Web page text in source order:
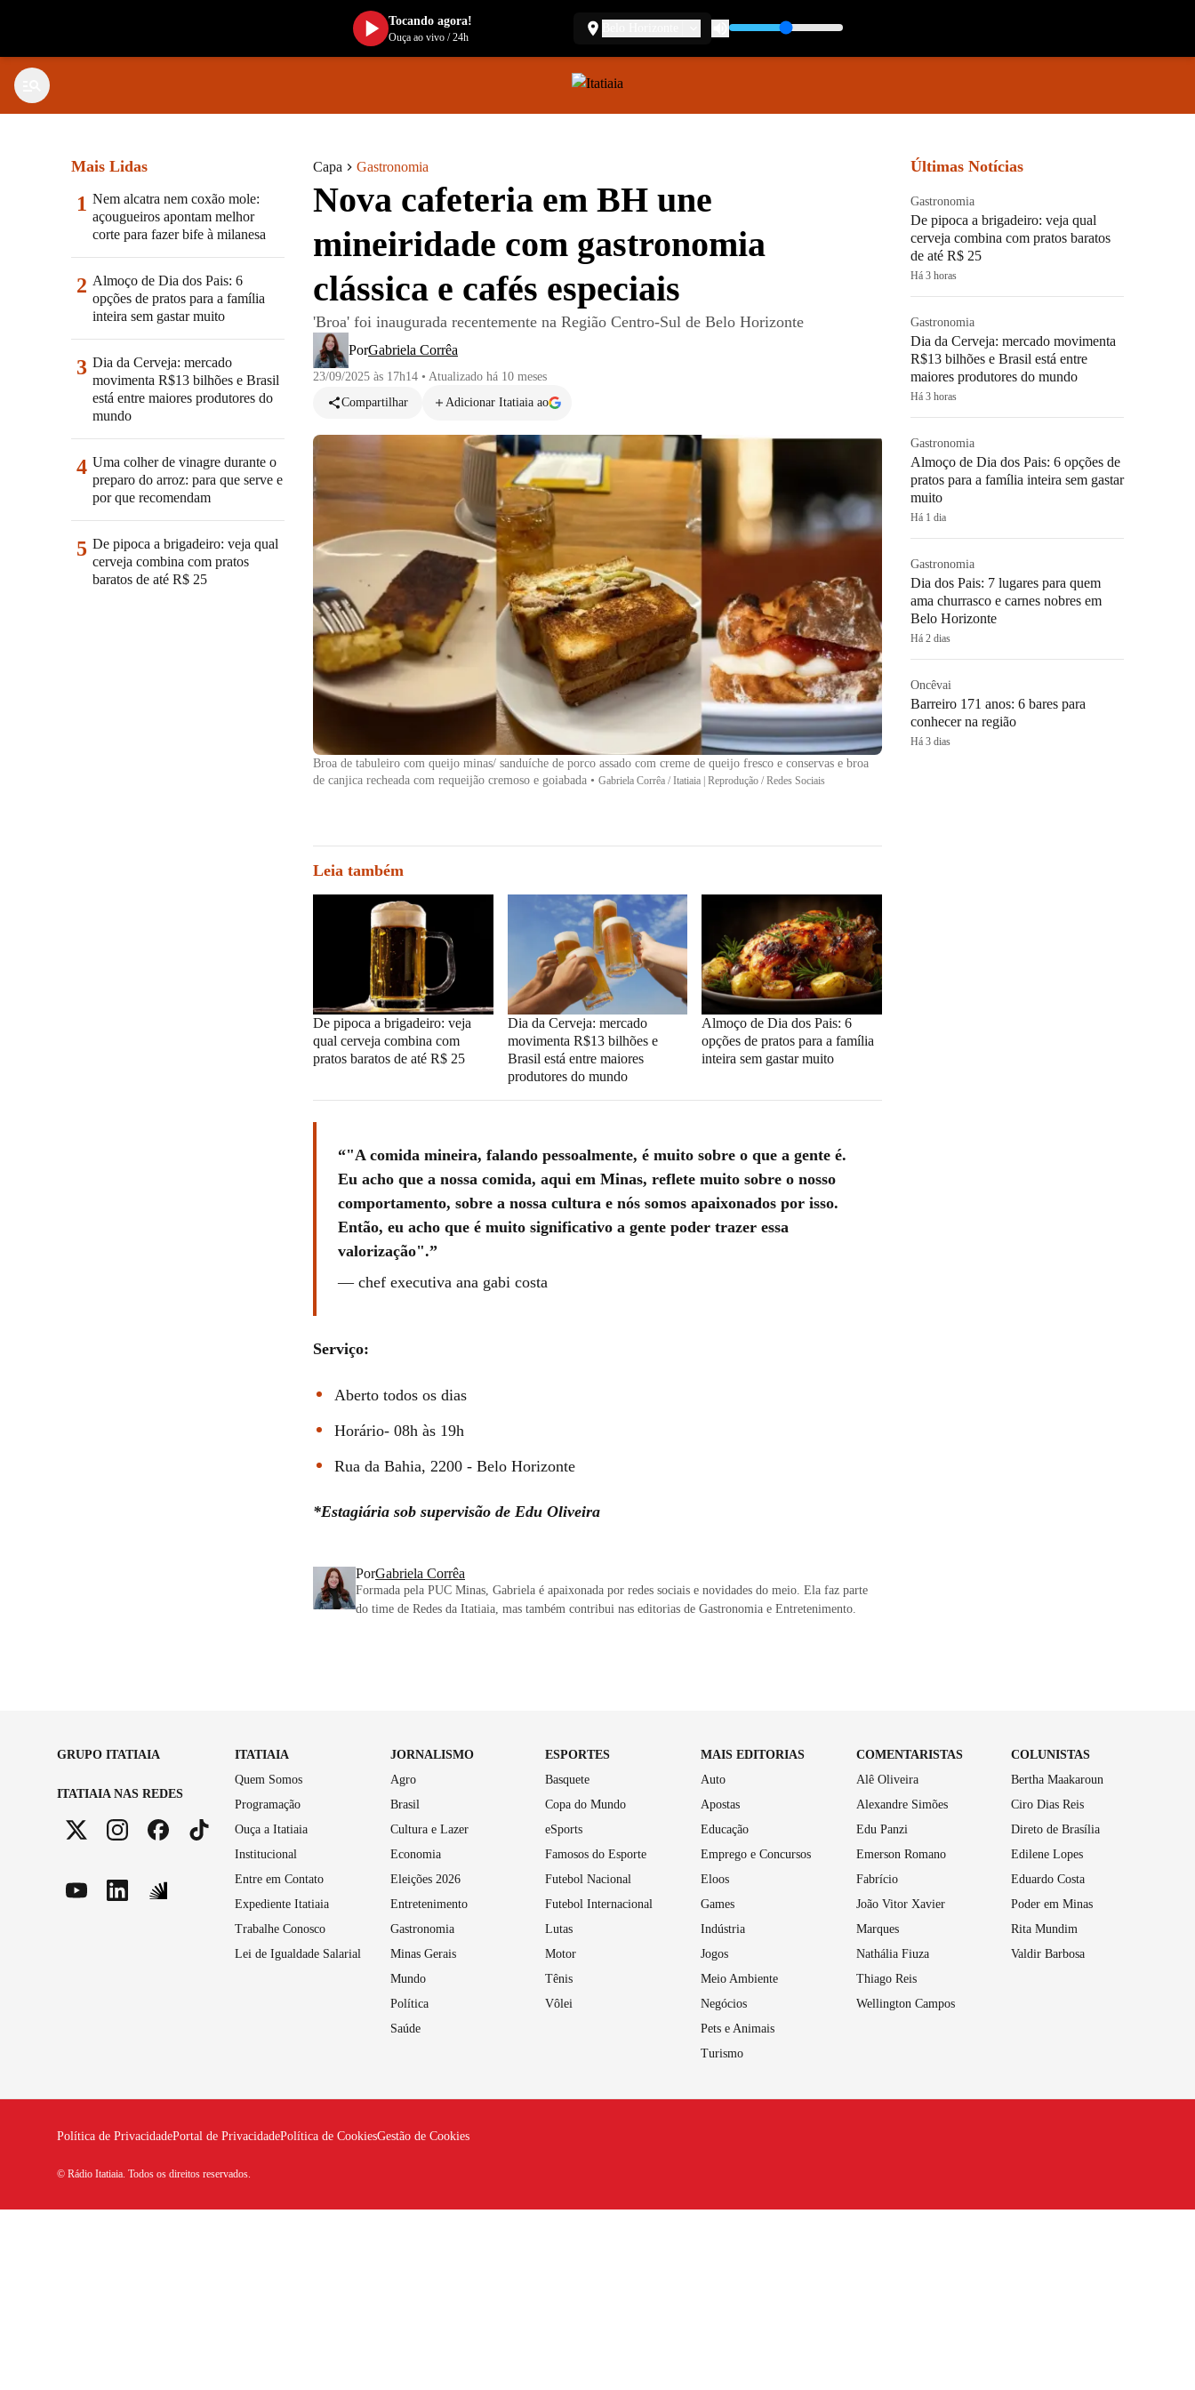
Capa Gastronomia
Nova cafeteria em BH une
mineiridade com gastronomia
clássica e cafés especiais
'Broa' foi inaugurada recentemente na Região Centro-Sul de Belo Horizonte
PorGabriela Corrêa
23/09/2025 às 17h14 • Atualizado há 10 meses
Compartilhar
Adicionar Itatiaia ao
Broa de tabuleiro com queijo minas/ sanduíche de porco assado com creme de queijo fresco e conservas e broa
de canjica recheada com requeijão cremoso e goiabada • Gabriela Corrêa / Itatiaia | Reprodução / Redes Sociais
Leia também
De pipoca a brigadeiro: veja
qual cerveja combina com
pratos baratos de até R$ 25
Dia da Cerveja: mercado
movimenta R$13 bilhões e
Brasil está entre maiores
produtores do mundo
Almoço de Dia dos Pais: 6
opções de pratos para a família
inteira sem gastar muito
"A comida mineira, falando pessoalmente, é muito sobre o que a gente é.
Eu acho que a nossa comida, aqui em Minas, reflete muito sobre o nosso
comportamento, sobre a nossa cultura e nós somos apaixonados por isso.
Então, eu acho que é muito significativo a gente poder trazer essa
valorização".
— chef executiva ana gabi costa
Serviço:
Aberto todos os dias
Horário- 08h às 19h
Rua da Bahia, 2200 - Belo Horizonte
*Estagiária sob supervisão de Edu Oliveira
PorGabriela Corrêa
Formada pela PUC Minas, Gabriela é apaixonada por redes sociais e novidades do meio. Ela faz parte
do time de Redes da Itatiaia, mas também contribui nas editorias de Gastronomia e Entretenimento.
Mais Lidas
1 Nem alcatra nem coxão mole:
açougueiros apontam melhor
corte para fazer bife à milanesa
2 Almoço de Dia dos Pais: 6
opções de pratos para a família
inteira sem gastar muito
3 Dia da Cerveja: mercado
movimenta R$13 bilhões e Brasil
está entre maiores produtores do
mundo
4 Uma colher de vinagre durante o
preparo do arroz: para que serve e
por que recomendam
5 De pipoca a brigadeiro: veja qual
cerveja combina com pratos
baratos de até R$ 25
Últimas Notícias
Gastronomia
De pipoca a brigadeiro: veja qual
cerveja combina com pratos baratos
de até R$ 25
Há 3 horas
Gastronomia
Dia da Cerveja: mercado movimenta
R$13 bilhões e Brasil está entre
maiores produtores do mundo
Há 3 horas
Gastronomia
Almoço de Dia dos Pais: 6 opções de
pratos para a família inteira sem gastar
muito
Há 1 dia
Gastronomia
Dia dos Pais: 7 lugares para quem
ama churrasco e carnes nobres em
Belo Horizonte
Há 2 dias
Oncêvai
Barreiro 171 anos: 6 bares para
conhecer na região
Há 3 dias
GRUPO ITATIAIA
ITATIAIA NAS REDES
ITATIAIA
Quem Somos
Programação
Ouça a Itatiaia
Institucional
Entre em Contato
Expediente Itatiaia
Trabalhe Conosco
Lei de Igualdade Salarial
JORNALISMO
Agro
Brasil
Cultura e Lazer
Economia
Eleições 2026
Entretenimento
Gastronomia
Minas Gerais
Mundo
Política
Saúde
ESPORTES
Basquete
Copa do Mundo
eSports
Famosos do Esporte
Futebol Nacional
Futebol Internacional
Lutas
Motor
Tênis
Vôlei
MAIS EDITORIAS
Auto
Apostas
Educação
Emprego e Concursos
Eloos
Games
Indústria
Jogos
Meio Ambiente
Negócios
Pets e Animais
Turismo
COMENTARISTAS
Alê Oliveira
Alexandre Simões
Edu Panzi
Emerson Romano
Fabrício
João Vitor Xavier
Marques
Nathália Fiuza
Thiago Reis
Wellington Campos
COLUNISTAS
Bertha Maakaroun
Ciro Dias Reis
Direto de Brasília
Edilene Lopes
Eduardo Costa
Poder em Minas
Rita Mundim
Valdir Barbosa
Política de PrivacidadePortal de PrivacidadePolítica de CookiesGestão de Cookies
© Rádio Itatiaia. Todos os direitos reservados.
Tocando agora!
Ouça ao vivo/24h